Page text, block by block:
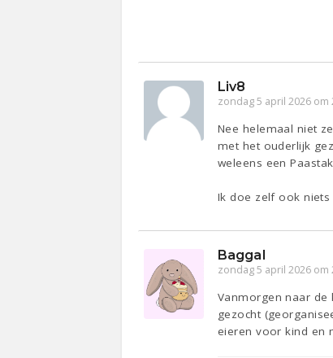
Liv8
zondag 5 april 2026 om
Nee helemaal niet
met het ouderlijk
weleens een
Ik doe zelf ook
Baggal
zondag 5 april 2026 om
Vanmorgen naar de
gezocht
eieren voor kind en